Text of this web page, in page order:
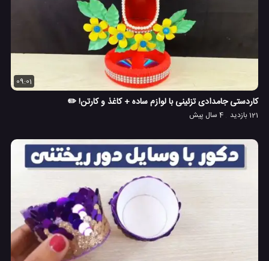
09:01
کاردستی جامدادی تزئینی با لوازم ساده + کاغذ و کارتن! ✏️
121 بازدید 4 سال پیش